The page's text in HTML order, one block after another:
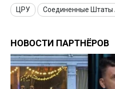
ЦРУ Соединенные Штаты